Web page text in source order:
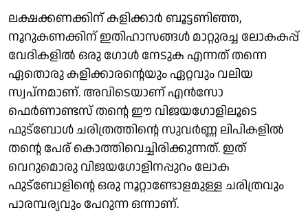
ലക്ഷക്കണക്കിന് കളിക്കാർ ബൂട്ടണിഞ്ഞ,
നൂറുകണക്കിന് ഇതിഹാസങ്ങൾ മാറ്റുരച്ച ലോകകപ്പ്
വേദികളിൽ ഒരു ഗോൾ നേടുക എന്നത് തന്നെ
ഏതൊരു കളിക്കാരന്റെയും ഏറ്റവും വലിയ
സ്വപ്നമാണ്. അവിടെയാണ് എൻസോ
ഫെർണാണ്ടസ് തന്റെ ഈ വിജയഗോളിലൂടെ
ഫുട്ബോൾ ചരിത്രത്തിന്റെ സുവർണ്ണ ലിപികളിൽ
തന്റെ പേര് കൊത്തിവെച്ചിരിക്കുന്നത്. ഇത്
വെറുമൊരു വിജയഗോളിനപ്പുറം ലോക
ഫുട്ബോളിന്റെ ഒരു നൂറ്റാണ്ടോളമുള്ള ചരിത്രവും
പാരമ്പര്യവും പേറുന്ന ഒന്നാണ്.